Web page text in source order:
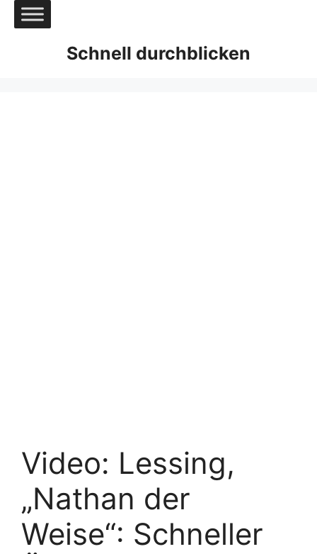
Zum
Inhalt
Schnell durchblicken
Video: Lessing,
„Nathan der
Weise“: Schneller